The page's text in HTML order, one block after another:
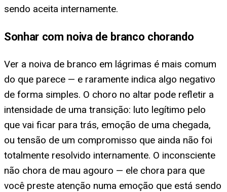
sendo aceita internamente.
Sonhar com noiva de branco chorando
Ver a noiva de branco em lágrimas é mais comum
do que parece — e raramente indica algo negativo
de forma simples. O choro no altar pode refletir a
intensidade de uma transição: luto legítimo pelo
que vai ficar para trás, emoção de uma chegada,
ou tensão de um compromisso que ainda não foi
totalmente resolvido internamente. O inconsciente
não chora de mau agouro — ele chora para que
você preste atenção numa emoção que está sendo